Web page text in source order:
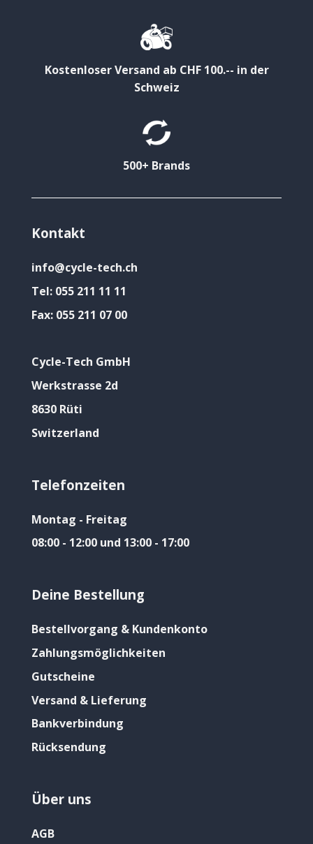
Kostenloser Versand ab CHF 100.-- in der
Schweiz
500+ Brands
Kontakt
info@cycle-tech.ch
Tel: 055 211 11 11
Fax: 055 211 07 00
Cycle-Tech GmbH
Werkstrasse 2d
8630 Rüti
Switzerland
Telefonzeiten
Montag - Freitag
08:00 - 12:00 und 13:00 - 17:00
Deine Bestellung
Bestellvorgang & Kundenkonto
Zahlungsmöglichkeiten
Gutscheine
Versand & Lieferung
Bankverbindung
Rücksendung
Über uns
AGB